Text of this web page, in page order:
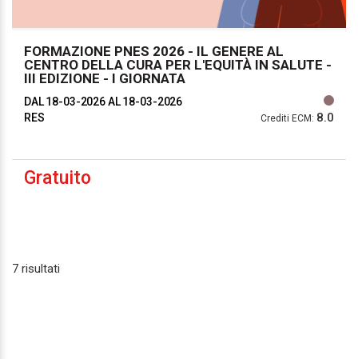
FORMAZIONE PNES 2026 - IL GENERE AL
CENTRO DELLA CURA PER L'EQUITÀ IN SALUTE -
III EDIZIONE - I GIORNATA
DAL 18-03-2026AL 18-03-2026
RES
Crediti ECM: 8.0
Gratuito
7 risultati